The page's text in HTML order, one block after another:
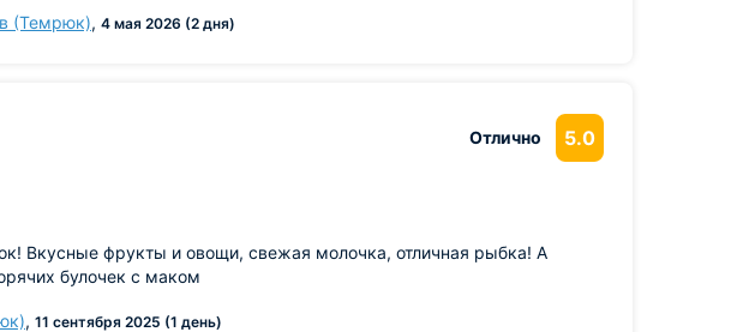
(Темрюк), 4 мая 2026 (2 дня)
Отлично 5.0
Вкусные фрукты и овощи, свежая молочка, отличная рыбка! А
булочек с маком
, 11 сентября 2025 (1 день)